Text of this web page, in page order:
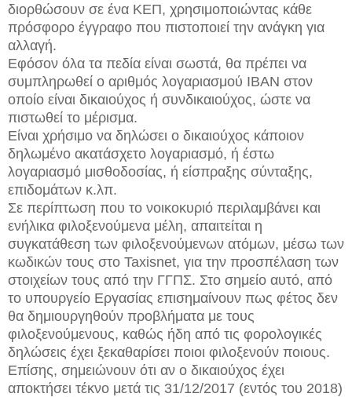
διορθώσουν σε ένα ΚΕΠ, χρησιμοποιώντας κάθε
πρόσφορο έγγραφο που πιστοποιεί την ανάγκη για
αλλαγή.
Εφόσον όλα τα πεδία είναι σωστά, θα πρέπει να
συμπληρωθεί ο αριθμός λογαριασμού IBAN στον
οποίο είναι δικαιούχος ή συνδικαιούχος, ώστε να
πιστωθεί το μέρισμα.
Είναι χρήσιμο να δηλώσει ο δικαιούχος κάποιον
δηλωμένο ακατάσχετο λογαριασμό, ή έστω
λογαριασμό μισθοδοσίας, ή είσπραξης σύνταξης,
επιδομάτων κ.λπ.
Σε περίπτωση που το νοικοκυριό περιλαμβάνει και
ενήλικα φιλοξενούμενα μέλη, απαιτείται η
συγκατάθεση των φιλοξενούμενων ατόμων, μέσω των
κωδικών τους στο Taxisnet, για την προσπέλαση των
στοιχείων τους από την ΓΓΠΣ. Στο σημείο αυτό, από
το υπουργείο Εργασίας επισημαίνουν πως φέτος δεν
θα δημιουργηθούν προβλήματα με τους
φιλοξενούμενους, καθώς ήδη από τις φορολογικές
δηλώσεις έχει ξεκαθαρίσει ποιοι φιλοξενούν ποιους.
Επίσης, σημειώνουν ότι αν ο δικαιούχος έχει
αποκτήσει τέκνο μετά τις 31/12/2017 (εντός του 2018)